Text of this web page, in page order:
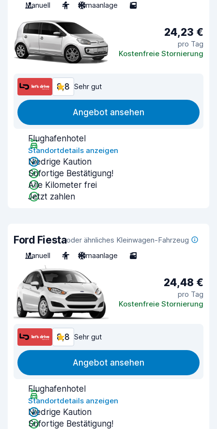
Manuell
4 Klimaanlage 5
24,23 €
pro Tag
Kostenfreie Stornierung
8,8 Sehr gut
Angebot ansehen
Flughafenhotel
Standortdetails anzeigen
Niedrige Kaution
Sofortige Bestätigung!
Alle Kilometer frei
Jetzt zahlen
Ford Fiestaoder ähnliches Kleinwagen-Fahrzeug
Manuell
4 Klimaanlage 3
24,48 €
pro Tag
Kostenfreie Stornierung
8,8 Sehr gut
Angebot ansehen
Flughafenhotel
Standortdetails anzeigen
Niedrige Kaution
Sofortige Bestätigung!